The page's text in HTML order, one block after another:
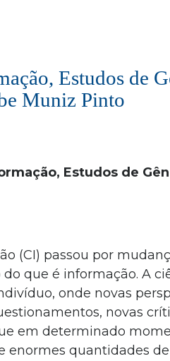
Estudos de
Muniz Pinto
Estudos de
(CI) passou por
que é informação. A
onde novas
novas
em determinado
enormes quantidades